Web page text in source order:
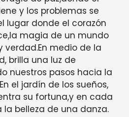
y los problemas se
lugar donde el corazón
magia de un mundo
verdad.En medio de la
brilla una luz de
nuestros pasos hacia la
el jardín de los sueños,
su fortuna,y en cada
belleza de una danza.